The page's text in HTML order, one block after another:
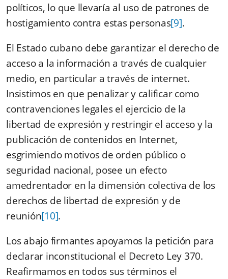
políticos, lo que llevaría al uso de patrones de
hostigamiento contra estas personas[9].
El Estado cubano debe garantizar el derecho de
acceso a la información a través de cualquier
medio, en particular a través de internet.
Insistimos en que penalizar y calificar como
contravenciones legales el ejercicio de la
libertad de expresión y restringir el acceso y la
publicación de contenidos en Internet,
esgrimiendo motivos de orden público o
seguridad nacional, posee un efecto
amedrentador en la dimensión colectiva de los
derechos de libertad de expresión y de
reunión[10].
Los abajo firmantes apoyamos la petición para
declarar inconstitucional el Decreto Ley 370.
Reafirmamos en todos sus términos el